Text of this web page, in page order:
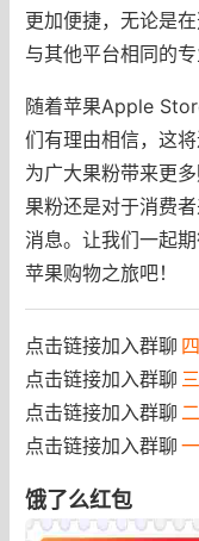
更加便捷，无论是
与其他平台相同的专
随着苹果Apple
们有理由相信，这
为广大果粉带来更
果粉还是对于消费
消息。让我们一起
苹果购物之旅吧！
点击链接加入群聊
点击链接加入群聊
点击链接加入群聊
点击链接加入群聊
饿了么红包